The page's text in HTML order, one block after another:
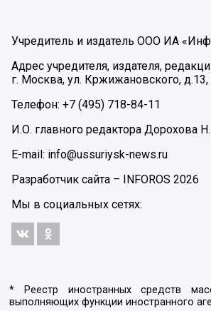
Учредитель и издатель ООО ИА
Адрес учредителя, издателя,
г. Москва, ул. Кржижановского, д.13,
Телефон: +7 (495) 718-84-11
И.О. главного редактора Дорохова
E-mail: info@ussuriysk-news.ru
Разработчик сайта –
INFOROS 2026
Мы в социальных сетях:
* Реестр иностранных средств
выполняющих функции иностранного